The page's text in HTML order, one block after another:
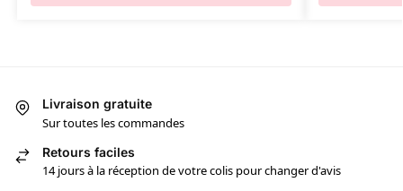
Livraison gratuite
Sur toutes les commandes
Retours faciles
14 jours à la réception de votre colis pour changer d'avis